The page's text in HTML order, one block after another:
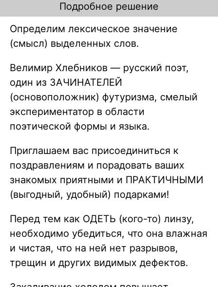
Подробное решение
Определим лексическое значение
(смысл) выделенных слов.
Велимир Хлебников — русский поэт,
один из ЗАЧИНАТЕЛЕЙ
(основоположник) футуризма, смелый
экспериментатор в области
поэтической формы и языка.
Приглашаем вас присоединиться к
поздравлениям и порадовать ваших
знакомых приятными и ПРАКТИЧНЫМИ
(выгодный, удобный) подарками!
Перед тем как ОДЕТЬ (кого-то) линзу,
необходимо убедиться, что она влажная
и чистая, что на ней нет разрывов,
трещин и других видимых дефектов.